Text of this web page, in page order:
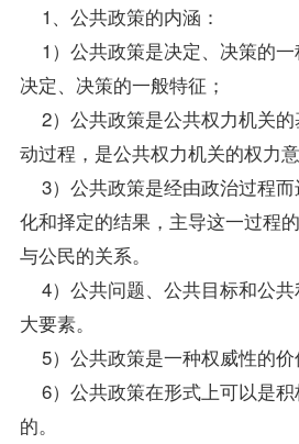
1、公共政策的内涵：
1）公共政策是决定、决策的
决定、决策的一般特征；
2）公共政策是公共权力机关
动过程，是公共权力机关的权力
3）公共政策是经由政治过程
化和择定的结果，主导这一过程
与公民的关系。
4）公共问题、公共目标和公
大要素。
5）公共政策是一种权威性的价
6）公共政策在形式上可以是
的。